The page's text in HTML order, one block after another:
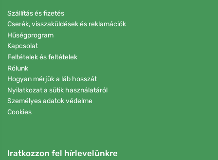
Szállítás és fizetés
Cserék, visszaküldések és reklamációk
Hűségprogram
Kapcsolat
Feltételek és feltételek
Rólunk
Hogyan mérjük a láb hosszát
Nyilatkozat a sütik használatáról
Személyes adatok védelme
Cookies
Iratkozzon fel hírlevelünkre